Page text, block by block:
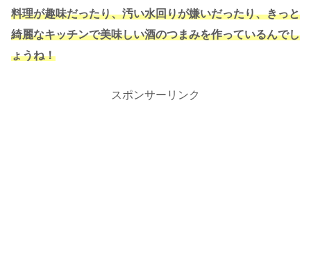
料理が趣味だったり、汚い水回りが嫌いだったり、きっと
綺麗なキッチンで美味しい酒のつまみを作っているんでし
ょうね！
スポンサーリンク